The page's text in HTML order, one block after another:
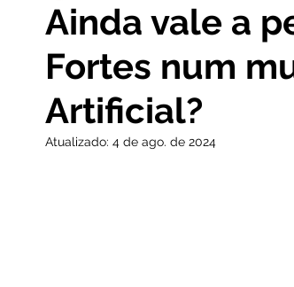
BOT - Brilho nos Olhos no Trabalho
Ainda vale a
Fortes num
Artificial?
Atualizado: 4 de ago. de 2024